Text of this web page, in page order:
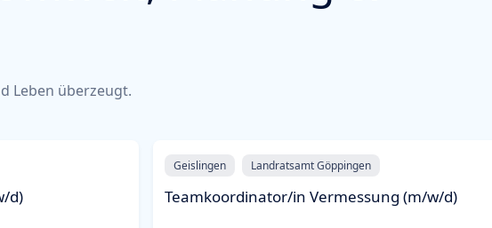
Leben überzeugt.
d)
Geislingen Landratsamt Göppingen
Teamkoordinator/in Vermessung (m/w/d)